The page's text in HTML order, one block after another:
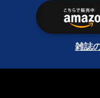
雑誌